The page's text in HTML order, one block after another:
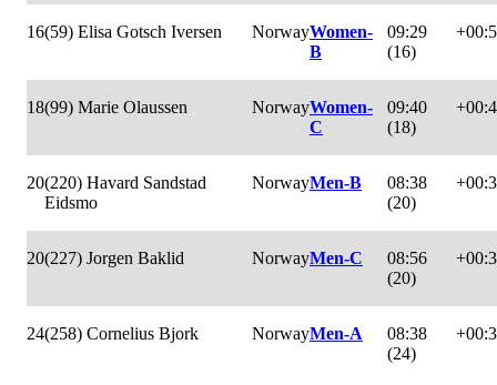
16(59) Elisa Gotsch Iversen NorwayWomen-
B
09:29
(16)
18(99) Marie Olaussen NorwayWomen-
C
09:40
(18)
20(220) Havard Sandstad
Eidsmo
NorwayMen-B
08:38
(20)
20(227) Jorgen Baklid NorwayMen-C
08:56
(20)
24(258) Cornelius Bjork NorwayMen-A
08:38
(24)